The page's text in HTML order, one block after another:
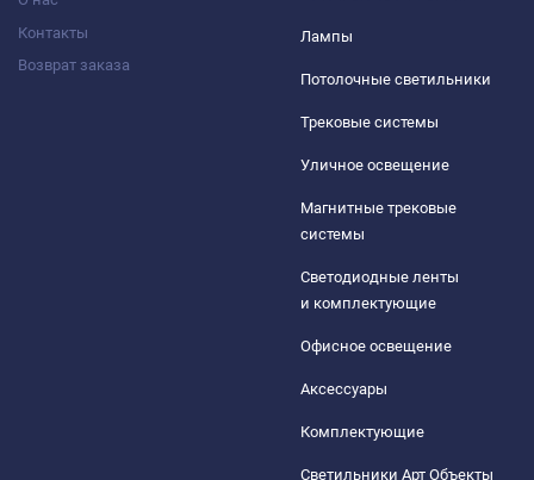
Контакты
Возврат заказа
Лампы
Потолочные светильники
Трековые системы
Уличное освещение
Магнитные трековые
системы
Светодиодные ленты
и комплектующие
Офисное освещение
Аксессуары
Комплектующие
Светильники Арт Объекты